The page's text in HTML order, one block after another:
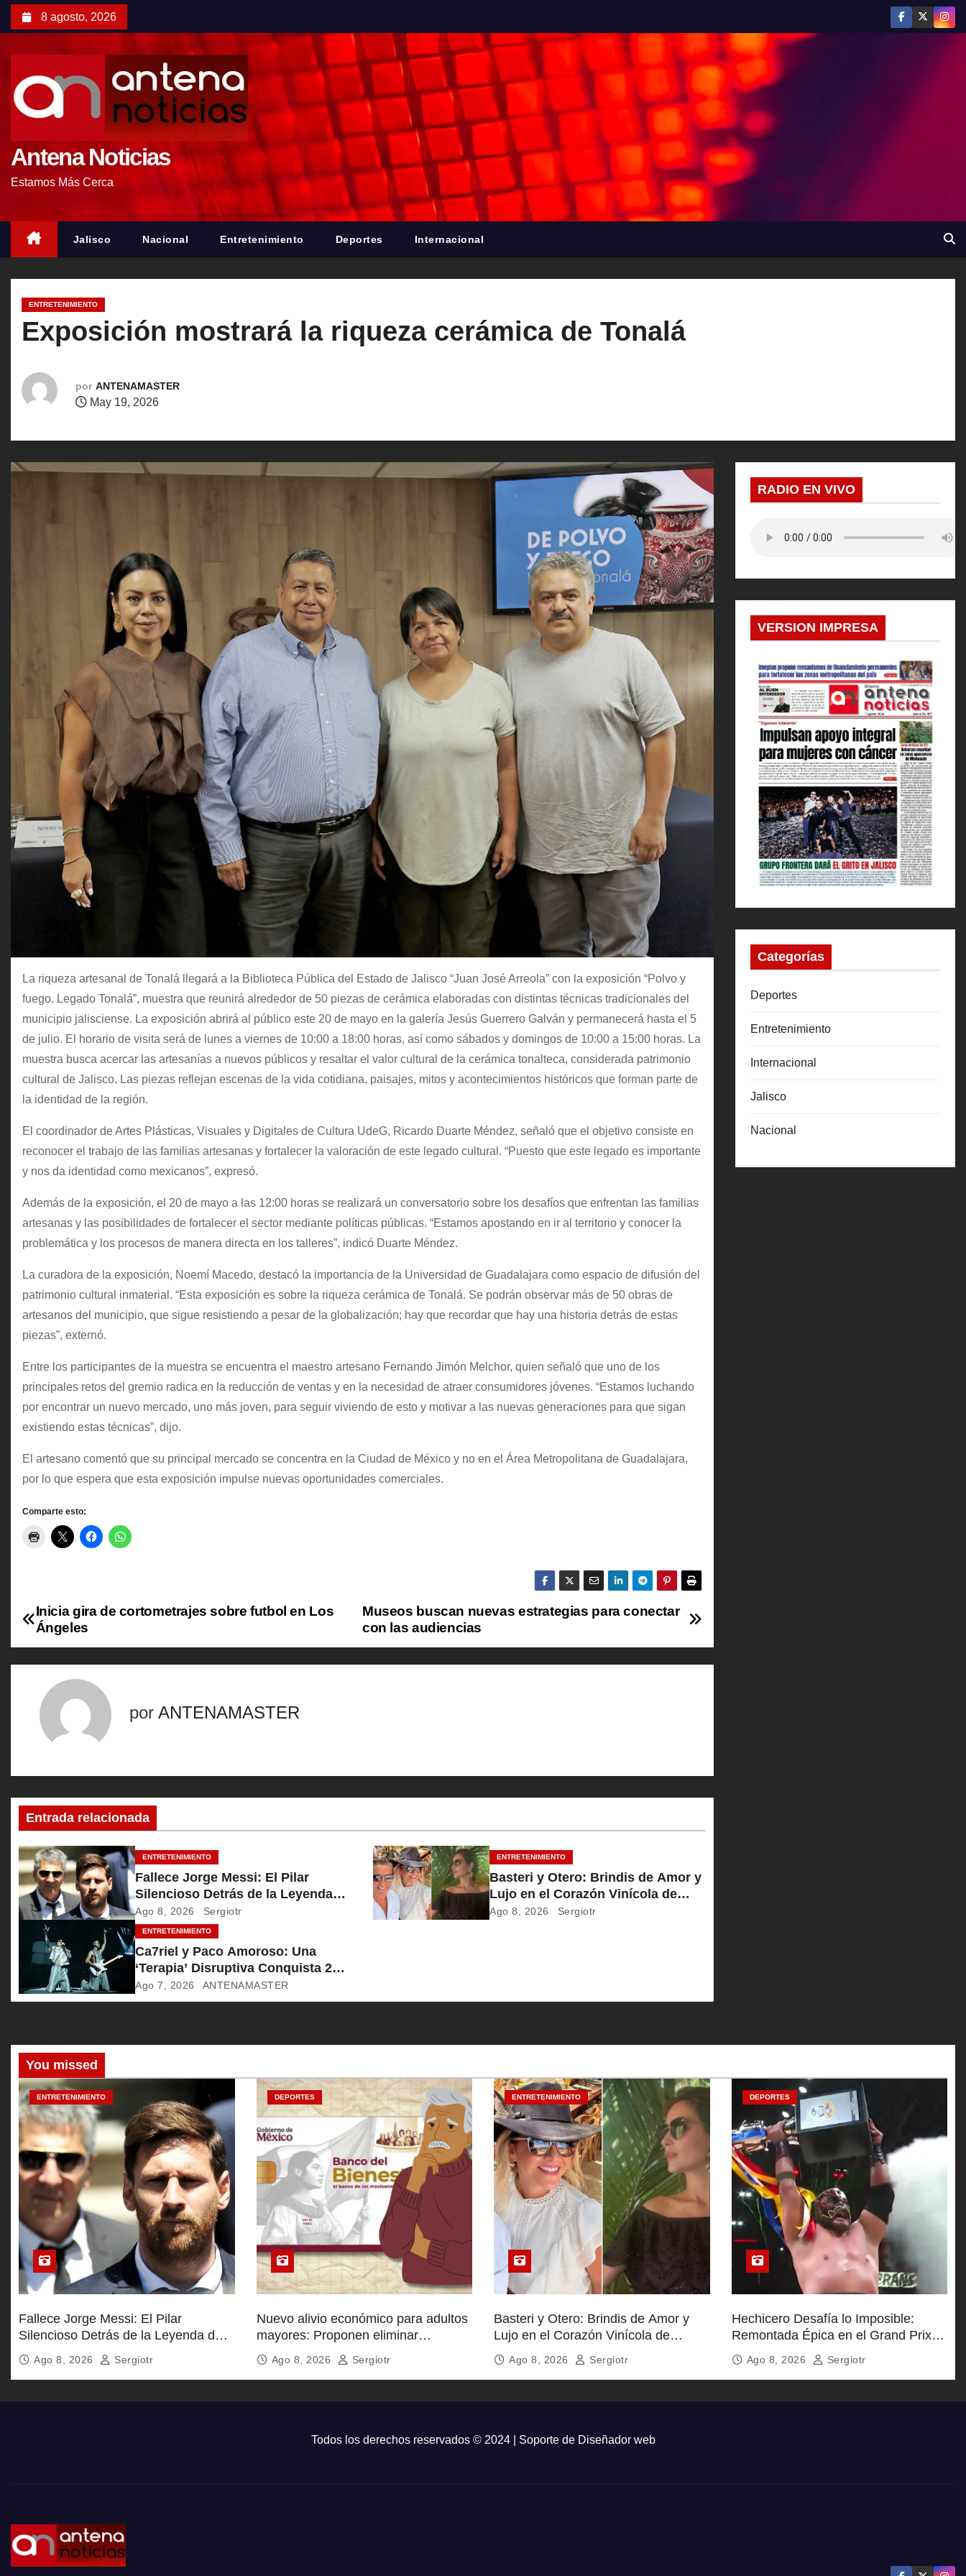
8 agosto, 2026
Antena Noticias
Estamos Más Cerca
Jalisco Nacional Entretenimiento Deportes Internacional
ENTRETENIMIENTO
Exposición mostrará la riqueza cerámica de Tonalá
por ANTENAMASTER
May 19, 2026
La riqueza artesanal de Tonalá llegará a la Biblioteca Pública del Estado de Jalisco “Juan José Arreola” con la exposición “Polvo y
fuego. Legado Tonalá”, muestra que reunirá alrededor de 50 piezas de cerámica elaboradas con distintas técnicas tradicionales del
municipio jalisciense. La exposición abrirá al público este 20 de mayo en la galería Jesús Guerrero Galván y permanecerá hasta el 5
de julio. El horario de visita será de lunes a viernes de 10:00 a 18:00 horas, así como sábados y domingos de 10:00 a 15:00 horas. La
muestra busca acercar las artesanías a nuevos públicos y resaltar el valor cultural de la cerámica tonalteca, considerada patrimonio
cultural de Jalisco. Las piezas reflejan escenas de la vida cotidiana, paisajes, mitos y acontecimientos históricos que forman parte de
la identidad de la región.
El coordinador de Artes Plásticas, Visuales y Digitales de Cultura UdeG, Ricardo Duarte Méndez, señaló que el objetivo consiste en
reconocer el trabajo de las familias artesanas y fortalecer la valoración de este legado cultural. “Puesto que este legado es importante
y nos da identidad como mexicanos”, expresó.
Además de la exposición, el 20 de mayo a las 12:00 horas se realizará un conversatorio sobre los desafíos que enfrentan las familias
artesanas y las posibilidades de fortalecer el sector mediante políticas públicas. “Estamos apostando en ir al territorio y conocer la
problemática y los procesos de manera directa en los talleres”, indicó Duarte Méndez.
La curadora de la exposición, Noemí Macedo, destacó la importancia de la Universidad de Guadalajara como espacio de difusión del
patrimonio cultural inmaterial. “Esta exposición es sobre la riqueza cerámica de Tonalá. Se podrán observar más de 50 obras de
artesanos del municipio, que sigue resistiendo a pesar de la globalización; hay que recordar que hay una historia detrás de estas
piezas”, externó.
Entre los participantes de la muestra se encuentra el maestro artesano Fernando Jimón Melchor, quien señaló que uno de los
principales retos del gremio radica en la reducción de ventas y en la necesidad de atraer consumidores jóvenes. “Estamos luchando
por encontrar un nuevo mercado, uno más joven, para seguir viviendo de esto y motivar a las nuevas generaciones para que sigan
existiendo estas técnicas”, dijo.
El artesano comentó que su principal mercado se concentra en la Ciudad de México y no en el Área Metropolitana de Guadalajara,
por lo que espera que esta exposición impulse nuevas oportunidades comerciales.
Comparte esto:
N
a
c
i
ó
n
d
e
n
t
r
a
d
a
s
Museos buscan nuevas estrategias para conectar
con las audiencias
Inicia gira de cortometrajes sobre futbol en Los
Ángeles
por ANTENAMASTER
Entrada relacionada
ENTRETENIMIENTO
Fallece Jorge Messi: El Pilar
Silencioso Detrás de la Leyenda
de Lionel
Ago 8, 2026 Sergiotr
ENTRETENIMIENTO
Basteri y Otero: Brindis de Amor y
Lujo en el Corazón Vinícola de
México
Ago 8, 2026 Sergiotr
ENTRETENIMIENTO
Ca7riel y Paco Amoroso: Una
‘Terapia’ Disruptiva Conquista 20
Mil Almas
Ago 7, 2026 ANTENAMASTER
RADIO EN VIVO
VERSION IMPRESA
Categorías
Deportes
Entretenimiento
Internacional
Jalisco
Nacional
You missed
ENTRETENIMIENTO
Fallece Jorge Messi: El Pilar
Silencioso Detrás de la Leyenda de
Lionel
Ago 8, 2026 Sergiotr
DEPORTES
Nuevo alivio económico para adultos
mayores: Proponen eliminar
comisiones bancarias en Pensión
Bienestar
Ago 8, 2026 Sergiotr
ENTRETENIMIENTO
Basteri y Otero: Brindis de Amor y
Lujo en el Corazón Vinícola de
México
Ago 8, 2026 Sergiotr
DEPORTES
Hechicero Desafía lo Imposible:
Remontada Épica en el Grand Prix
2026
Ago 8, 2026 Sergiotr
Todos los derechos reservados © 2024 | Soporte de Diseñador web